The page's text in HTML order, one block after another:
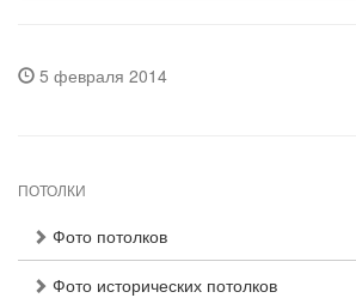
5 февраля 2014
ПОТОЛКИ
Фото потолков
Фото исторических потолков